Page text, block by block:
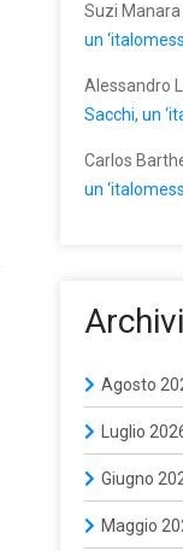
Suzi Manara
un
Alessandro
Sacchi, un
Carlos
un
Archivi
Agosto
Luglio
Giugno
Maggio